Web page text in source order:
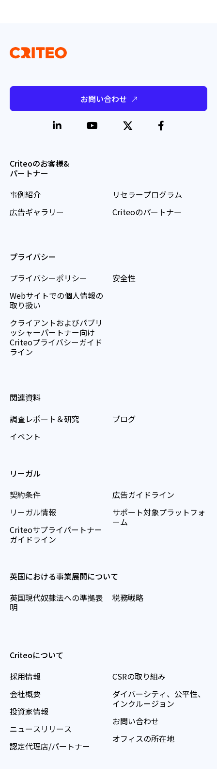
お問い合わせ
Criteoのお客様&
パートナー
事例紹介
広告ギャラリー
リセラープログラム
Criteoのパートナー
プライバシー
プライバシーポリシー
Webサイトでの個人情報の
取り扱い
クライアントおよびパブリ
ッシャーパートナー向け
Criteoプライバシーガイド
ライン
安全性
関連資料
調査レポート＆研究
イベント
ブログ
リーガル
契約条件
リーガル情報
Criteoサプライパートナー
ガイドライン
広告ガイドライン
サポート対象プラットフォ
ーム
英国における事業展開について
英国現代奴隷法への準拠表
明
税務戦略
Criteoについて
採用情報
会社概要
投資家情報
ニュースリリース
認定代理店/パートナー
CSRの取り組み
ダイバーシティ、公平性、
インクルージョン
お問い合わせ
オフィスの所在地